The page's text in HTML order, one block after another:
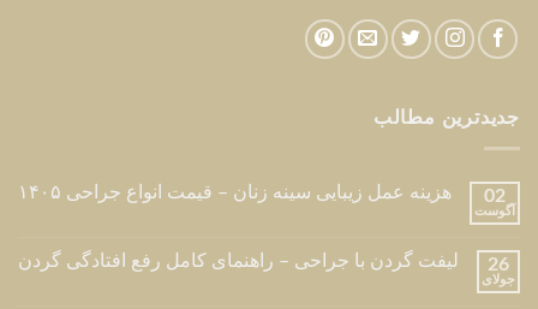
جدیدترین مطالب
02
آگوست
هزینه عمل زیبایی سینه زنان – قیمت انواع جراحی ۱۴۰۵
26
جولای
لیفت گردن با جراحی – راهنمای کامل رفع افتادگی گردن